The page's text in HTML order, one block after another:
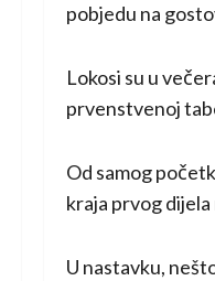
pobjedu na
Lokosi su u
prvenstvenoj
Od samog
kraja prvog
U nastavku,